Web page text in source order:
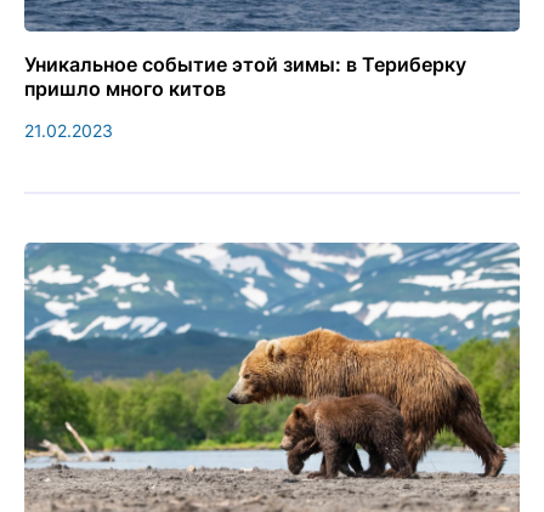
Уникальное событие этой зимы: в Териберку
пришло много китов
21.02.2023